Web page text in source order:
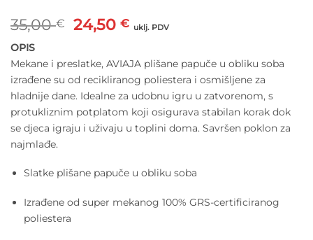
35,00€
Izvorna
cijena
je:
35,00 €.
24,50€Trenutna
cijena
24,50 €.
uklj. PDV
OPIS
Mekane i preslatke, AVIAJA plišane papuče u obliku soba
izrađene su od recikliranog poliestera i osmišljene za
hladnije dane. Idealne za udobnu igru u zatvorenom, s
protukliznim potplatom koji osigurava stabilan korak dok
se djeca igraju i uživaju u toplini doma. Savršen poklon za
najmlađe.
Slatke plišane papuče u obliku soba
Izrađene od super mekanog 100% GRS-certificiranog
poliestera